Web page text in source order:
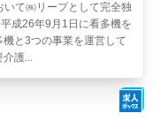
て㈱リープとして完全独
成26年9月1日に看多機を
と3つの事業を運営して
介護...